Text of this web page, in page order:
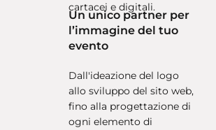
cartacei e digitali.
Un unico partner per
l’immagine del tuo
evento
Dall'ideazione del logo
allo sviluppo del sito web,
fino alla progettazione di
ogni elemento di